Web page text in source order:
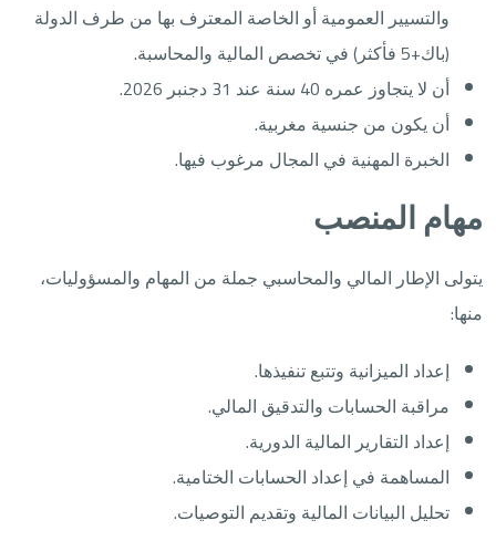
والتسيير العمومية أو الخاصة المعترف بها من طرف الدولة
(باك+5 فأكثر) في تخصص المالية والمحاسبة.
أن لا يتجاوز عمره 40 سنة عند 31 دجنبر 2026.
أن يكون من جنسية مغربية.
الخبرة المهنية في المجال مرغوب فيها.
مهام المنصب
يتولى الإطار المالي والمحاسبي جملة من المهام والمسؤوليات،
منها:
إعداد الميزانية وتتبع تنفيذها.
مراقبة الحسابات والتدقيق المالي.
إعداد التقارير المالية الدورية.
المساهمة في إعداد الحسابات الختامية.
تحليل البيانات المالية وتقديم التوصيات.